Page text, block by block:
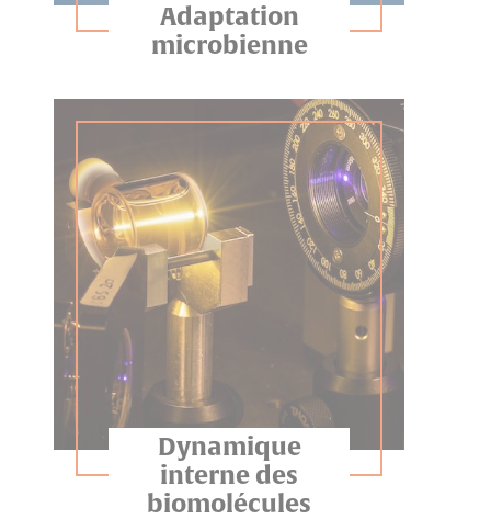
Adaptation
microbienne
Dynamique
interne des
biomolécules